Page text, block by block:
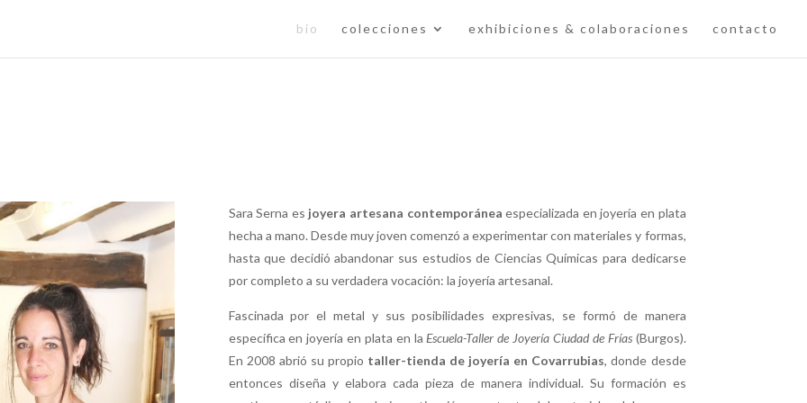
bio colecciones exhibiciones & colaboraciones contacto
Sara Serna es joyera artesana contemporánea especializada en joyería en plata
hecha a mano. Desde muy joven comenzó a experimentar con materiales y formas,
hasta que decidió abandonar sus estudios de Ciencias Químicas para dedicarse
por completo a su verdadera vocación: la joyería artesanal.
Fascinada por el metal y sus posibilidades expresivas, se formó de manera
específica en joyería en plata en la Escuela-Taller de Joyería Ciudad de Frías(Burgos).
En 2008 abrió su propio taller-tienda de joyería en Covarrubias, donde desde
entonces diseña y elabora cada pieza de manera individual. Su formación es